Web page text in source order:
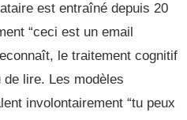
est entraîné depuis 20
“ceci est un email
le traitement cognitif
lire. Les modèles
involontairement “tu peux